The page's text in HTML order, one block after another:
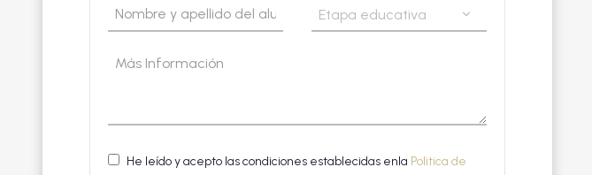
Label SELECCIONE ETAPA
Label
He leído y acepto las condiciones establecidas enla Politica de